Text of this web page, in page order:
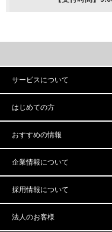
サービスについて
はじめての方
おすすめの情報
企業情報について
採用情報について
法人のお客様